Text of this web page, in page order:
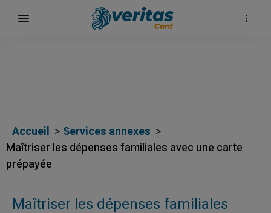
Accueil
Services annexes
Maîtriser les dépenses familiales avec une carte
prépayée
Maîtriser les dépenses familiales